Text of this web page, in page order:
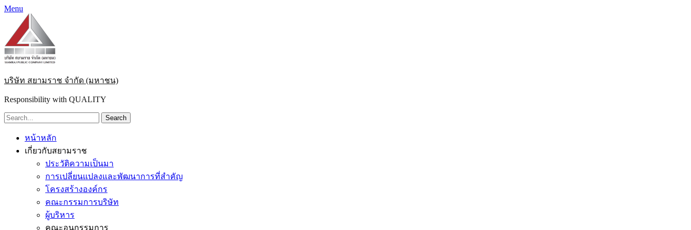
Menu
บริษัท สยามราช จำกัด (มหาชน)
Responsibility with QUALITY
Search
for:
Primary
Menu
Skip
content
หน้าหลัก
เกี่ยวกับสยามราช
ประวัติความเป็นมา
การเปลี่ยนแปลงและพัฒนาการที่สำคัญ
โครงสร้างองค์กร
คณะกรรมการบริษัท
ผู้บริหาร
คณะอนุกรรมการ